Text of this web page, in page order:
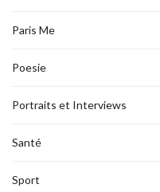
Paris Me
Poesie
Portraits et Interviews
Santé
Sport